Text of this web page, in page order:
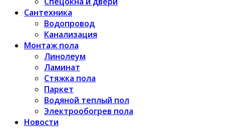
Сантехника
Водопровод
Канализация
Монтаж пола
Линолеум
Ламинат
Стяжка пола
Паркет
Водяной теплый пол
Электрообогрев пола
Новости